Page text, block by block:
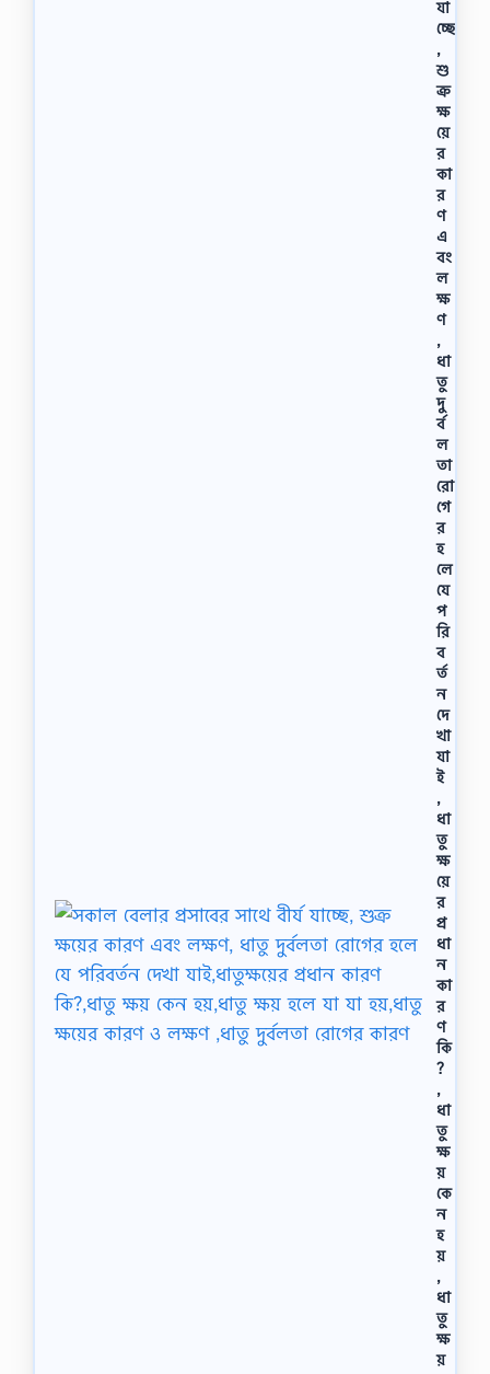
যা
চ্ছে
,
শু
ক্র
ক্ষ
য়ে
র
কা
র
ণ
এ
বং
ল
ক্ষ
ণ
,
ধা
তু
দু
র্ব
ল
তা
রো
গে
র
হ
লে
যে
প
রি
ব
র্ত
ন
দে
খা
যা
ই
,
ধা
তু
ক্ষ
য়ে
র
প্র
ধা
ন
কা
র
ণ
কি
?
,
ধা
তু
ক্ষ
য়
কে
ন
হ
য়
,
ধা
তু
ক্ষ
য়